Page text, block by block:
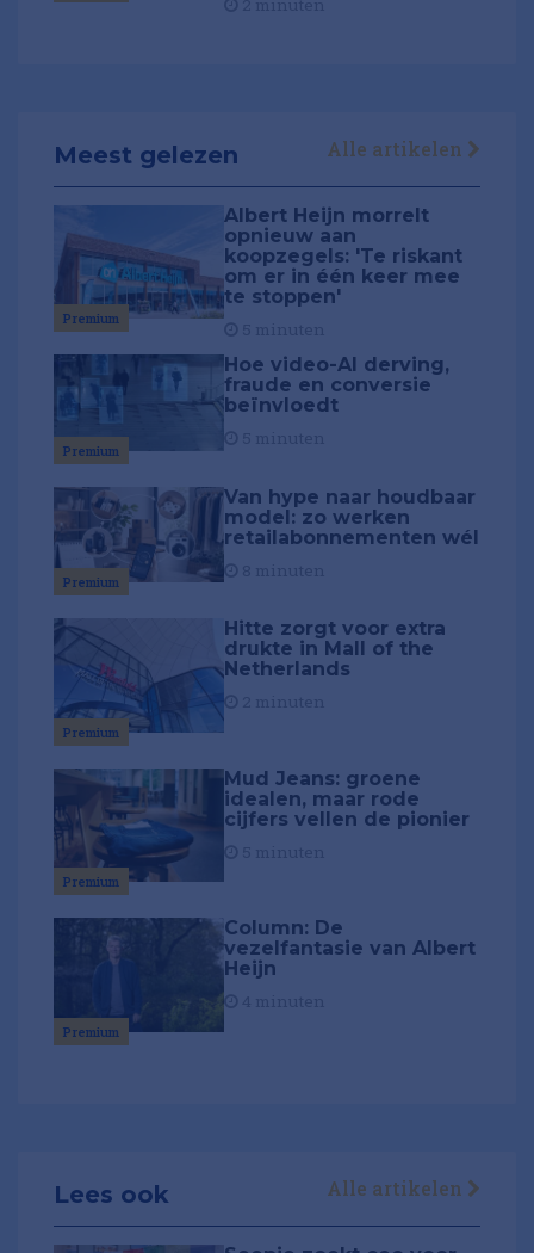
Meest gelezen Alle artikelen
Premium
Albert Heijn morrelt
opnieuw aan
koopzegels: 'Te riskant
om er in één keer mee
te stoppen'
Premium
Hoe video-AI derving,
fraude en conversie
beïnvloedt
Premium
Van hype naar houdbaar
model: zo werken
retailabonnementen wél
Premium
Hitte zorgt voor extra
drukte in Mall of the
Netherlands
Premium
Mud Jeans: groene
idealen, maar rode
cijfers vellen de pionier
Premium
Column: De
vezelfantasie van Albert
Heijn
Lees ook Alle artikelen